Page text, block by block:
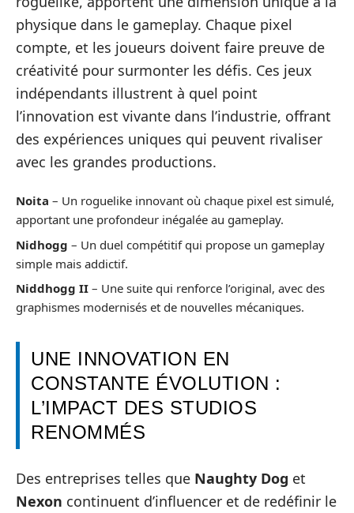
physique dans le gameplay. Chaque pixel
compte, et les joueurs doivent faire preuve de
créativité pour surmonter les défis. Ces jeux
indépendants illustrent à quel point
l’innovation est vivante dans l’industrie, offrant
des expériences uniques qui peuvent rivaliser
avec les grandes productions.
Noita – Un roguelike innovant où chaque pixel est simulé,
apportant une profondeur inégalée au gameplay.
Nidhogg – Un duel compétitif qui propose un gameplay
simple mais addictif.
Niddhogg II – Une suite qui renforce l’original, avec des
graphismes modernisés et de nouvelles mécaniques.
UNE INNOVATION EN
CONSTANTE ÉVOLUTION :
L’IMPACT DES STUDIOS
RENOMMÉS
Des entreprises telles que Naughty Dog et
Nexon continuent d’influencer et de redéfinir le